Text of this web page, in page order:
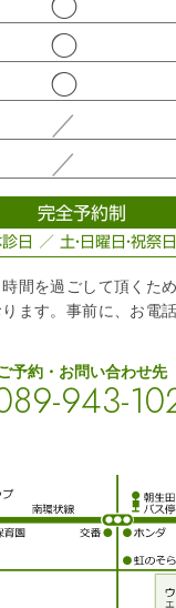
◯
◯
／
／
完全予約制
日 ／ 土・日曜日・祝祭日
間を過ごして頂くた
ます。事前に、お電
予約・お問い合わせ先
943-